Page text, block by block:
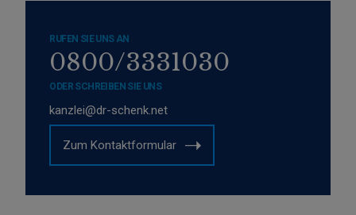
RUFEN SIE UNS AN
0800/3331030
ODER SCHREIBEN SIE UNS
kanzlei@dr-schenk.net
Zum Kontaktformular